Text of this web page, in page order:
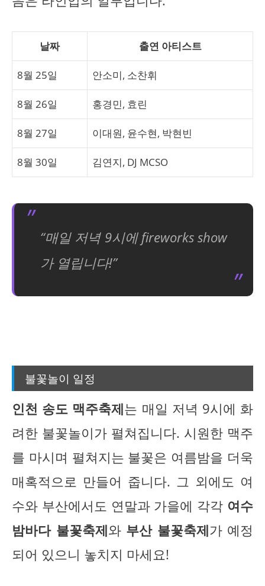
날짜 출연 아티스트
8월 25일 안소미, 소찬휘
8월 26일 홍경민, 효린
8월 27일 이대원, 윤수현, 박현빈
8월 30일 김연지, DJ MCSO
“매일 저녁 9시에 fireworks show
가 열립니다!”
불꽃놀이 일정
인천 송도 맥주축제는 매일 저녁 9시에 화
려한 불꽃놀이가 펼쳐집니다. 시원한 맥주
를 마시며 펼쳐지는 불꽃은 여름밤을 더욱
매혹적으로 만들어 줍니다. 그 외에도 여
수와 부산에서도 연말과 가을에 각각 여수
밤바다 불꽃축제와 부산 불꽃축제가 예정
되어 있으니 놓치지 마세요!